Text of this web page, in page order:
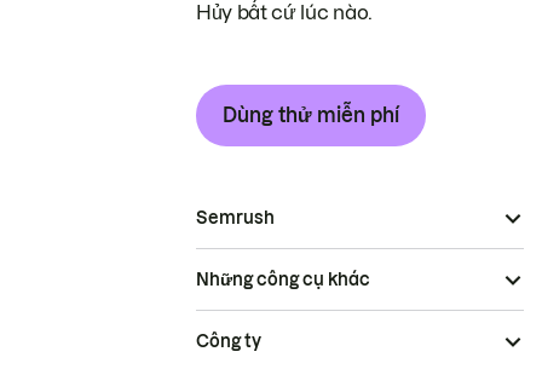
Hủy bất cứ lúc nào.
Dùng thử miễn phí
Semrush
Những công cụ khác
Công ty